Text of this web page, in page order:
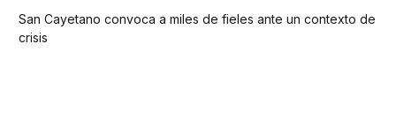
San Cayetano convoca a miles de fieles ante un contexto de
crisis